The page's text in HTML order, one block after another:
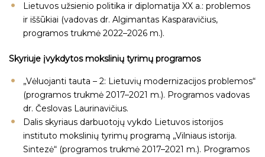
Lietuvos užsienio politika ir diplomatija XX a.: problemos
ir iššūkiai (vadovas dr. Algimantas Kasparavičius,
programos trukmė 2022–2026 m.).
Skyriuje įvykdytos mokslinių tyrimų programos
„Vėluojanti tauta – 2: Lietuvių modernizacijos problemos“
(programos trukmė 2017–2021 m.). Programos vadovas
dr. Česlovas Laurinavičius.
Dalis skyriaus darbuotojų vykdo Lietuvos istorijos
instituto mokslinių tyrimų programą „Vilniaus istorija.
Sintezė“ (programos trukmė 2017–2021 m.). Programos